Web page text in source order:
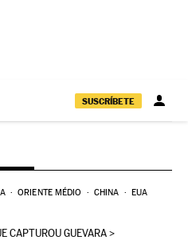
SUSCRÍBETE
ORIENTE MÉDIO CHINA EUA
CAPTUROU GUEVARA